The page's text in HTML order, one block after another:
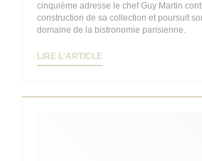
cinquième adresse le chef Guy Martin
construction de sa collection et poursuit
domaine de la bistronomie parisienne.
LIRE L'ARTICLE